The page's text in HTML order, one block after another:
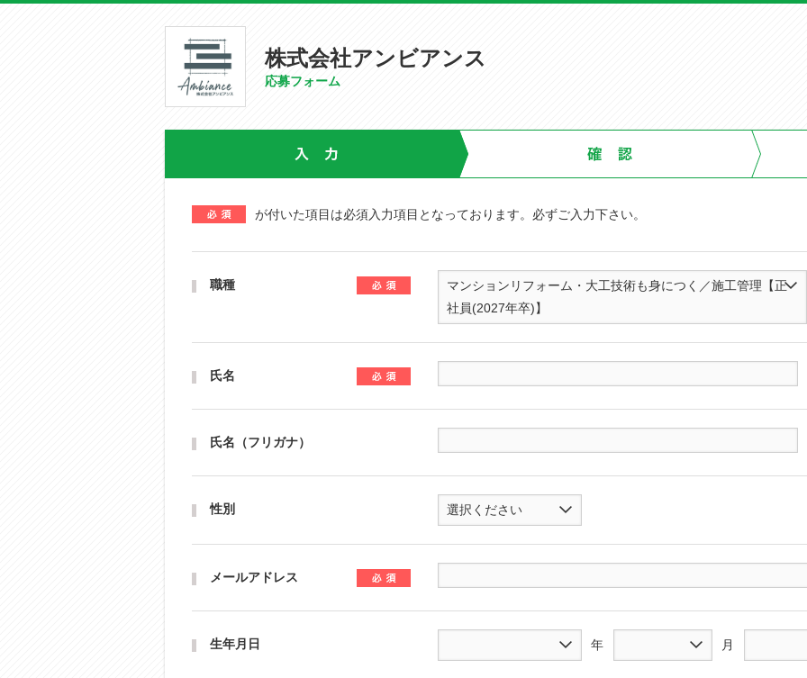
株式会社アンビアンス
応募フォーム
が付いた項目は必須入力項目となっております。必ずご入力下さい。
職種
マンションリフォーム・大工技術も身につく／施工管理【正
社員(2027年卒)】
氏名
氏名（フリガナ）
性別 選択ください
メールアドレス
生年月日 年 月